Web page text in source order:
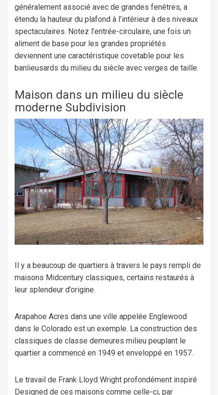
généralement associé avec de grandes fenêtres, a
étendu la hauteur du plafond à l’intérieur à des niveaux
spectaculaires. Notez l’entrée-circulaire, une fois un
aliment de base pour les grandes propriétés
deviennent une caractéristique covetable pour les
banlieusards du milieu du siècle avec verges de taille.
Maison dans un milieu du siècle
moderne Subdivision
Il y a beaucoup de quartiers à travers le pays rempli de
maisons Midcentury classiques, certains restaurés à
leur splendeur d’origine.
Arapahoe Acres dans une ville appelée Englewood
dans le Colorado est un exemple. La construction des
classiques de classe demeures milieu peuplant le
quartier a commencé en 1949 et enveloppé en 1957.
Le travail de Frank Lloyd Wright profondément inspiré
Designed de ces maisons comme celle-ci, par